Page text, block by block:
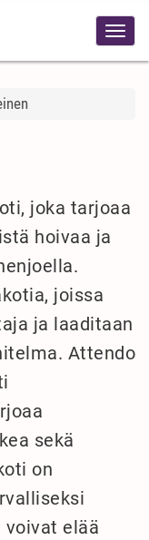
joka tarjoaa
hoivaa ja
joissa
ja laaditaan
Attendo
sekä
on
voivat elää